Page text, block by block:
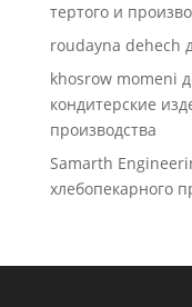
тертого и
roudayna dehech
khosrow momeni
кондитерские
производства
Samarth
хлебопекарного